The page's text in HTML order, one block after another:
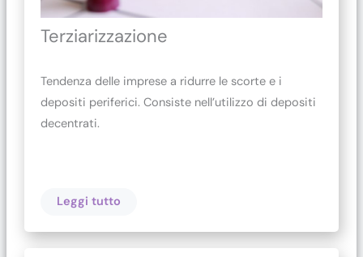
Terziarizzazione
Tendenza delle imprese a ridurre le scorte e i
depositi periferici. Consiste nell’utilizzo di depositi
decentrati.
Leggi tutto